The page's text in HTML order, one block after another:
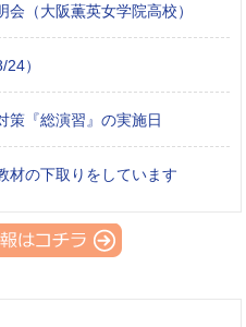
（大阪薫英女学院高校）
）
策『総演習』の実施日
材の下取りをしています